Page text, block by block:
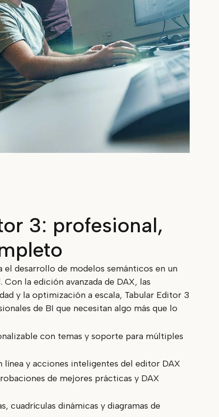
3: profesional,
desarrollo de modelos semánticos en un
la edición avanzada de DAX, las
y la optimización a escala, Tabular Editor 3
de BI que necesitan algo más que lo
con temas y soporte para múltiples
línea y acciones inteligentes del editor DAX
de mejores prácticas y DAX
cuadrículas dinámicas y diagramas de